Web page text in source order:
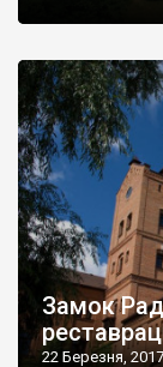
Замок
22 Березня, 2017